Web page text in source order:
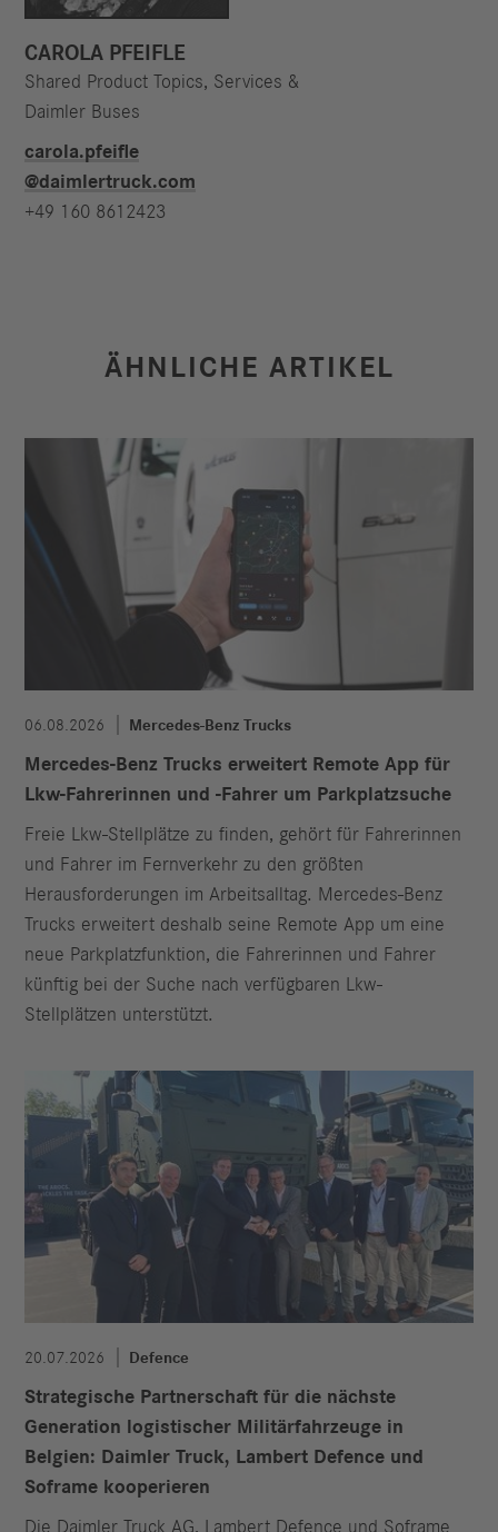
CAROLA PFEIFLE
Shared Product Topics, Services &
Daimler Buses
carola.pfeifle​
@daimlertruck.com
+49 160 8612423
ÄHNLICHE ARTIKEL
06.08.2026 Mercedes-Benz Trucks
Mercedes-Benz Trucks erweitert Remote App für
Lkw-Fahrerinnen und -Fahrer um Parkplatzsuche
Freie Lkw-Stellplätze zu finden, gehört für Fahrerinnen
und Fahrer im Fernverkehr zu den größten
Herausforderungen im Arbeitsalltag. Mercedes-Benz
Trucks erweitert deshalb seine Remote App um eine
neue Parkplatzfunktion, die Fahrerinnen und Fahrer
künftig bei der Suche nach verfügbaren Lkw-
Stellplätzen unterstützt.
20.07.2026 Defence
Strategische Partnerschaft für die nächste
Generation logistischer Militärfahrzeuge in
Belgien: Daimler Truck, Lambert Defence und
Soframe kooperieren
Die Daimler Truck AG, Lambert Defence und Soframe